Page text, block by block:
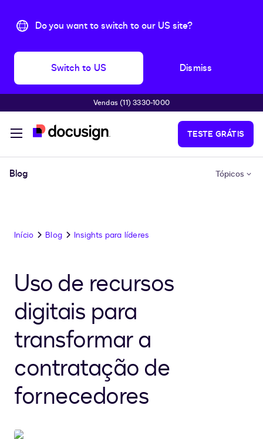
Do you want to switch to our US site?
Switch to US Dismiss
Pular para o conteúdo principal
Vendas (11) 3330-1000
TESTE GRÁTIS
Blog Tópicos
Início Blog Insights para líderes
Uso de recursos
digitais para
transformar a
contratação de
fornecedores